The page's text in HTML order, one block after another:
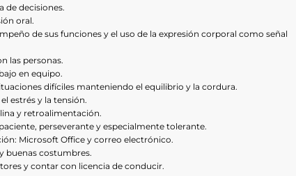
de decisiones.
oral.
de sus funciones y el uso de la expresión corporal como señal
las personas.
en equipo.
difíciles manteniendo el equilibrio y la cordura.
estrés y la tensión.
y retroalimentación.
perseverante y especialmente tolerante.
Microsoft Office y correo electrónico.
buenas costumbres.
y contar con licencia de conducir.